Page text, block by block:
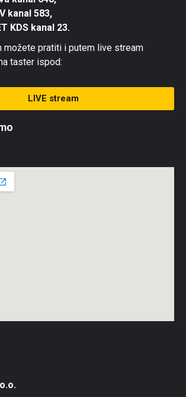
kanal 583,
KDS kanal 23.
možete pratiti i putem live stream
taster ispod:
LIVE stream